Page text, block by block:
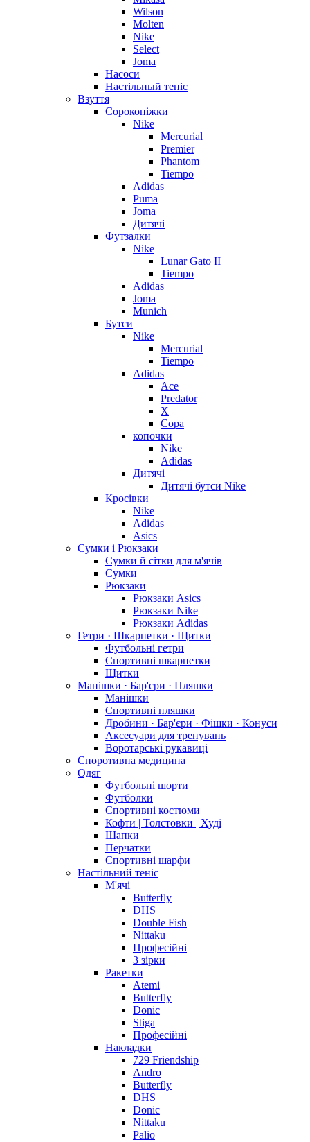
Wilson
Molten
Nike
Select
Joma
Насоси
Настільный теніс
Взуття
Сороконіжки
Nike
Mercurial
Premier
Phantom
Tiempo
Adidas
Puma
Joma
Дитячі
Футзалки
Nike
Lunar Gato II
Tiempo
Adidas
Joma
Munich
Бутси
Nike
Mercurial
Tiempo
Adidas
Ace
Predator
X
Copa
копочки
Nike
Adidas
Дитячі
Дитячі бутси Nike
Кросівки
Nike
Adidas
Asics
Сумки і Рюкзаки
Сумки й сітки для м'ячів
Сумки
Рюкзаки
Рюкзаки Asics
Рюкзаки Nike
Рюкзаки Adidas
Гетри · Шкарпетки · Щитки
Футбольні гетри
Спортивні шкарпетки
Щитки
Манішки · Бар'єри · Пляшки
Манішки
Спортивні пляшки
Дробини · Бар'єри · Фішки · Конуси
Аксесуари для тренувань
Воротарські рукавиці
Споротивна медицина
Одяг
Футбольні шорти
Футболки
Спортивні костюми
Кофти | Толстовки | Худі
Шапки
Перчатки
Спортивні шарфи
Настільний теніс
М'ячі
Butterfly
DHS
Double Fish
Nittaku
Професійні
3 зірки
Ракетки
Atemi
Butterfly
Donic
Stiga
Професійні
Накладки
729 Friendship
Andro
Butterfly
DHS
Donic
Nittaku
Palio